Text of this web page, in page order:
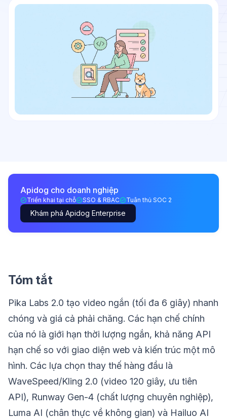
Apidog cho doanh nghiệp
Triển khai tại chỗ SSO & RBAC Tuân thủ SOC 2
Khám phá Apidog Enterprise
Tóm tắt
Pika Labs 2.0 tạo video ngắn (tối đa 6 giây) nhanh
chóng và giá cả phải chăng. Các hạn chế chính
của nó là giới hạn thời lượng ngắn, khả năng API
hạn chế so với giao diện web và kiến trúc một mô
hình. Các lựa chọn thay thế hàng đầu là
WaveSpeed/Kling 2.0 (video 120 giây, ưu tiên
API), Runway Gen-4 (chất lượng chuyên nghiệp),
Luma AI (chân thực về không gian) và Hailuo AI